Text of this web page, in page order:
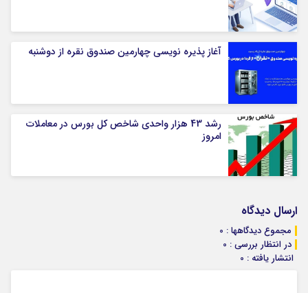
آغاز پذیره نویسی چهارمین صندوق نقره از دوشنبه
رشد 43 هزار واحدی شاخص کل بورس در معاملات
امروز
ارسال دیدگاه
مجموع دیدگاهها : 0
در انتظار بررسی : 0
انتشار یافته : 0